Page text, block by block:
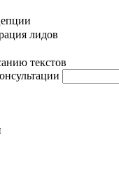
лидов
текстов